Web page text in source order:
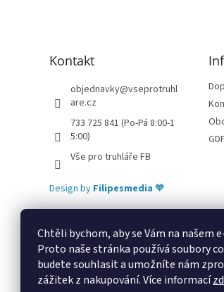
Chtěli bychom, aby se Vám na našem
Proto naše stránka používá soubory
budete souhlasit a umožníte nám
zážitek z nakupování.Více informací
Kontakt
objednavky@vseprotruhl
are.cz
733 725 841 (Po-Pá 8:00-1
5:00)
Vše pro truhláře FB
Design by Filipesmedia🧡
Lekva nábytek ubytování pod Pálavou